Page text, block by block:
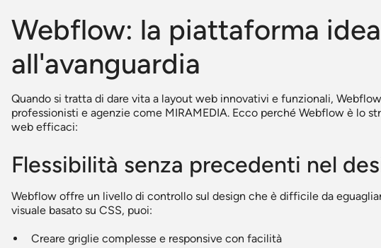
Webflow: la piattaforma
all'avanguardia
Quando si tratta di dare vita a layout web innovativi e funzionali,
professionisti e agenzie come MIRAMEDIA. Ecco perché Webflow è lo
web efficaci:
Flessibilità senza precedenti nel
Webflow offre un livello di controllo sul design che è difficile da
visuale basato su CSS, puoi:
Creare griglie complesse e responsive con facilità